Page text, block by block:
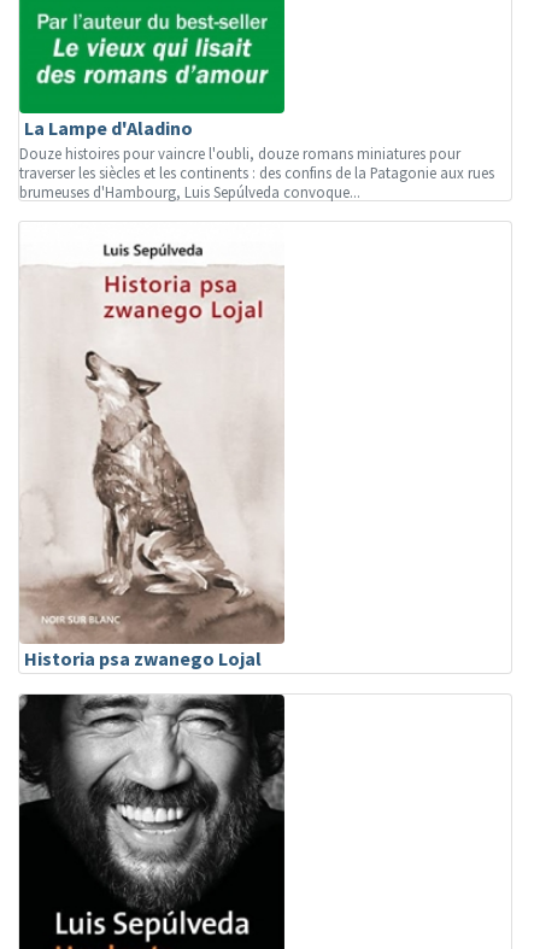
La Lampe d'Aladino
Douze histoires pour vaincre l'oubli, douze romans miniatures pour
traverser les siècles et les continents : des confins de la Patagonie aux rues
brumeuses d'Hambourg, Luis Sepúlveda convoque...
Historia psa zwanego Lojal